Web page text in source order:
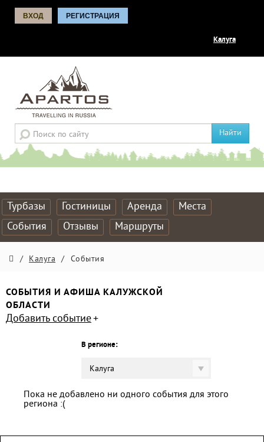
ВХОД РЕГИСТРАЦИЯ
Калуга
Найти
Турбазы Гостиницы Аренда
Места
События
Отзывы Маршруты
/ Калуга / События
СОБЫТИЯ И АФИША КАЛУЖСКОЙ
ОБЛАСТИ
Добавить событие
В регионе:
Калуга
Пока не добавлено ни одного события для этого
региона :(